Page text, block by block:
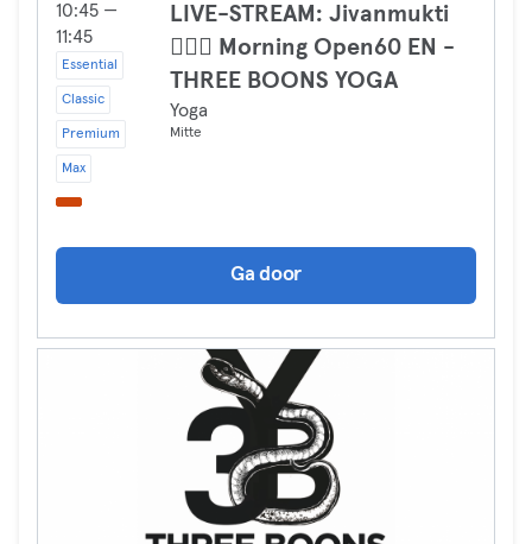
10:45 —
11:45
Essential
Classic
Premium
Max
LIVE-STREAM: Jivanmukti
🧘🏼‍♀️ Morning Open60 EN -
THREE BOONS YOGA
Yoga
Mitte
Ga door